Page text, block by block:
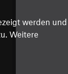
werden und
Weitere